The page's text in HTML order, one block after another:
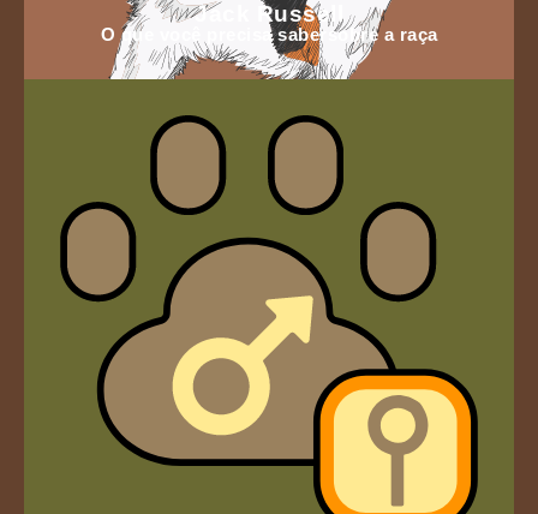
Jack Russell
O que você precisa sabersobre a raça